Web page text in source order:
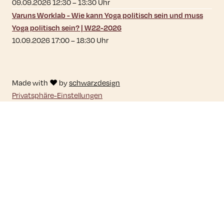
09.09.2026 12:30–13:30Uhr
Varuns Worklab - Wie kann Yoga politisch sein und muss
Yoga politisch sein? | W22-2026
10.09.2026 17:00–18:30Uhr
Made with ♥ byschwarzdesign
Privatsphäre-Einstellungen